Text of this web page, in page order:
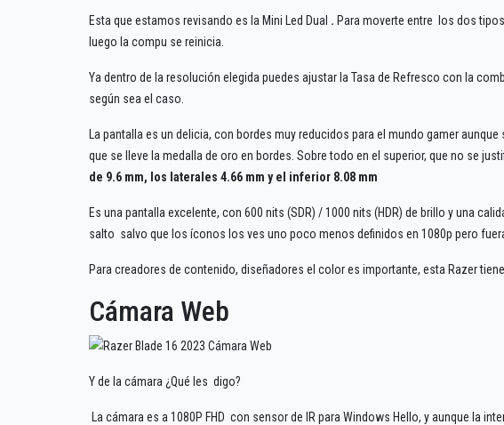
Esta que estamos revisando es la Mini Led Dual . Para moverte entre los dos
luego la compu se reinicia.
Ya dentro de la resolución elegida puedes ajustar la Tasa de Refresco con la
según sea el caso.
La pantalla es un delicia, con bordes muy reducidos para el mundo gamer
que se lleve la medalla de oro en bordes. Sobre todo en el superior, que no se
de 9.6 mm, los laterales 4.66 mm y el inferior 8.08 mm
Es una pantalla excelente, con 600 nits (SDR) / 1000 nits (HDR) de brillo y una
salto salvo que los íconos los ves uno poco menos definidos en 1080p pero
Para creadores de contenido, diseñadores el color es importante, esta Razer
Cámara Web
Y de la cámara ¿Qué les digo?
La cámara es a 1080P FHD con sensor de IR para Windows Hello, y aunque la